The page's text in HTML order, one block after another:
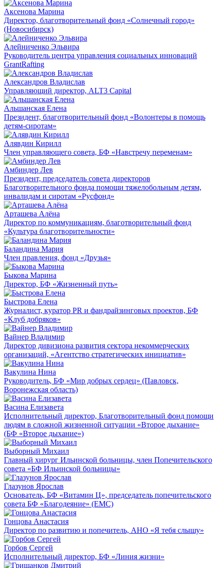
Аксенова Марина
Директор, благотворительный фонд «Солнечный город»
(Новосибирск)
Алейниченко Эльвира
Руководитель центра управления социальных инноваций
GrantRafting
Александров Владислав
Управляющий директор, ALT3 Capital
Альшанская Елена
Президент, благотворительный фонд «Волонтеры в помощь
детям-сиротам»
Алявдин Кирилл
Член управляющего совета, БФ «Навстречу переменам»
Амбиндер Лев
Президент, председатель совета директоров
Благотворительного фонда помощи тяжелобольным детям,
инвалидам и сиротам «Русфонд»
Арташева Алёна
Директор по коммуникациям, благотворительный фонд
«Культура благотворительности»
Баландина Мария
Член правления, фонд «Друзья»
Быкова Марина
Директор, БФ «Жизненный путь»
Быстрова Елена
Журналист, куратор PR и фандрайзинговых проектов, БФ
«Клуб добряков»
Вайнер Владимир
Директор дивизиона развития сектора некоммерческих
организаций, «Агентство стратегических инициатив»
Вакулина Нина
Руководитель, БФ «Мир добрых сердец» (Павловск,
Воронежская область)
Васина Елизавета
Исполнительный директор, Благотворительный фонд помощи
людям в сложной жизненной ситуации «Второе дыхание»
(БФ «Второе дыхание»)
Выборный Михаил
Главный хирург Ильинской больницы, член Попечительского
совета «БФ Ильинской больницы»
Глазунов Ярослав
Основатель, БФ «Витамин Ц», председатель попечительского
совета БФ «Благодеяние» (ЕМС)
Гонцова Анастасия
Директор по развитию и попечитель, АНО «Я тебя слышу»
Горбов Сергей
Исполнительный директор, БФ «Линия жизни»